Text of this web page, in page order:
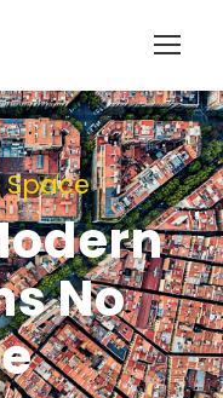
Space
No